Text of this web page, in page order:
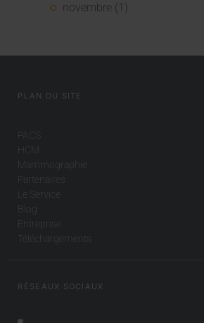
novembre (1)
PLAN DU SITE
PACS
HCM
Mammographie
Partenaires
Le Service
Blog
Entreprise
Téléchargements
RÉSEAUX SOCIAUX